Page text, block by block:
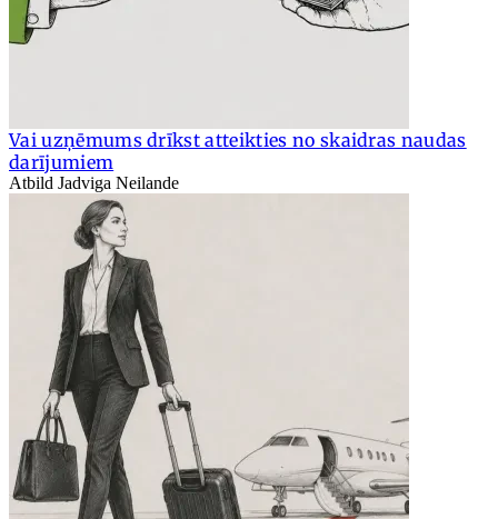
Vai uzņēmums drīkst atteikties no skaidras naudas
darījumiem
Atbild Jadviga Neilande